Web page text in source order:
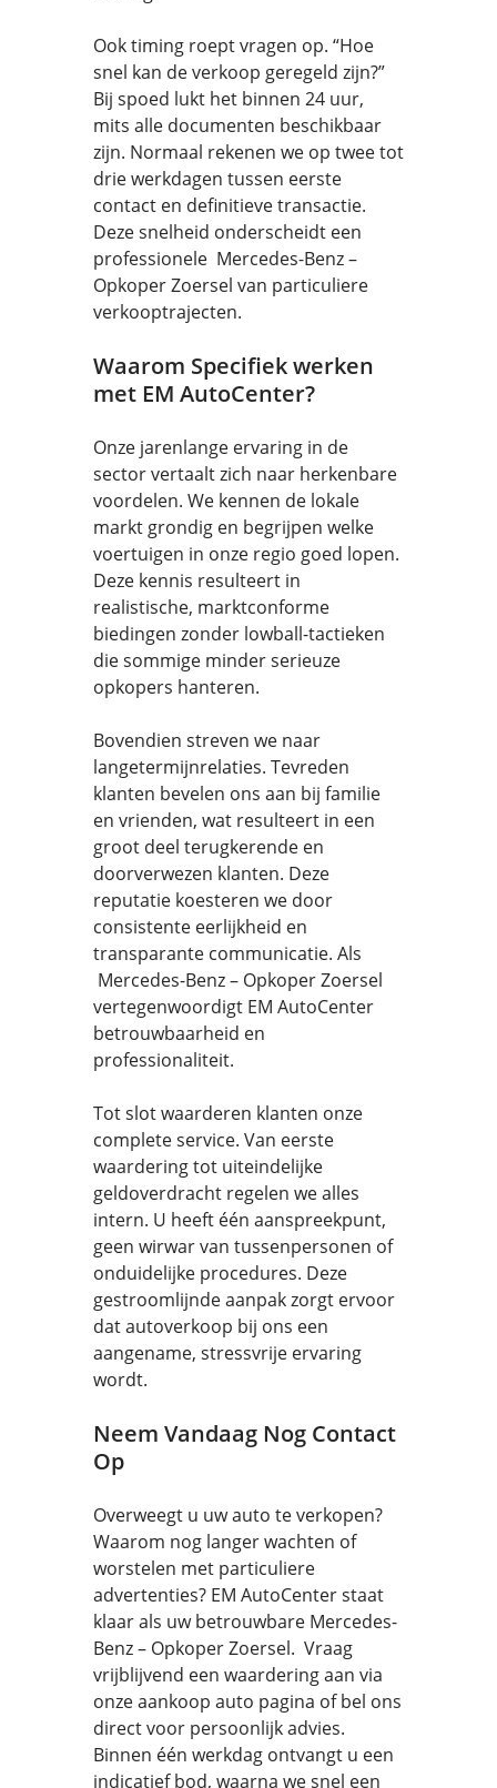
Ook timing roept vragen op. “Hoe
snel kan de verkoop geregeld zijn?”
Bij spoed lukt het binnen 24 uur,
mits alle documenten beschikbaar
zijn. Normaal rekenen we op twee tot
drie werkdagen tussen eerste
contact en definitieve transactie.
Deze snelheid onderscheidt een
professionele Mercedes-Benz –
Opkoper Zoersel van particuliere
verkooptrajecten.
Waarom Specifiek werken
met EM AutoCenter?
Onze jarenlange ervaring in de
sector vertaalt zich naar herkenbare
voordelen. We kennen de lokale
markt grondig en begrijpen welke
voertuigen in onze regio goed lopen.
Deze kennis resulteert in
realistische, marktconforme
biedingen zonder lowball-tactieken
die sommige minder serieuze
opkopers hanteren.
Bovendien streven we naar
langetermijnrelaties. Tevreden
klanten bevelen ons aan bij familie
en vrienden, wat resulteert in een
groot deel terugkerende en
doorverwezen klanten. Deze
reputatie koesteren we door
consistente eerlijkheid en
transparante communicatie. Als
Mercedes-Benz – Opkoper Zoersel
vertegenwoordigt EM AutoCenter
betrouwbaarheid en
professionaliteit.
Tot slot waarderen klanten onze
complete service. Van eerste
waardering tot uiteindelijke
geldoverdracht regelen we alles
intern. U heeft één aanspreekpunt,
geen wirwar van tussenpersonen of
onduidelijke procedures. Deze
gestroomlijnde aanpak zorgt ervoor
dat autoverkoop bij ons een
aangename, stressvrije ervaring
wordt.
Neem Vandaag Nog Contact
Op
Overweegt u uw auto te verkopen?
Waarom nog langer wachten of
worstelen met particuliere
advertenties? EM AutoCenter staat
klaar als uw betrouwbare Mercedes-
Benz – Opkoper Zoersel. Vraag
vrijblijvend een waardering aan via
onze aankoop auto pagina of bel ons
direct voor persoonlijk advies.
Binnen één werkdag ontvangt u een
indicatief bod, waarna we snel een